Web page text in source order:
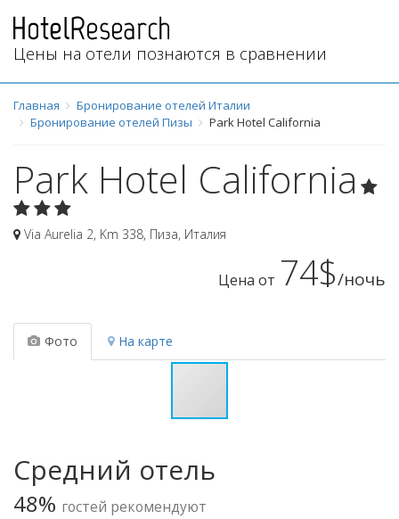
Цены на отели познаются в сравнении
Главная
Бронирование отелей Италии
Бронирование отелей Пизы
Park Hotel California
Park Hotel California
Via Aurelia 2, Km 338, Пиза, Италия
Цена от 74$/ночь
Фото На карте
Средний отель
48% гостей рекомендуют